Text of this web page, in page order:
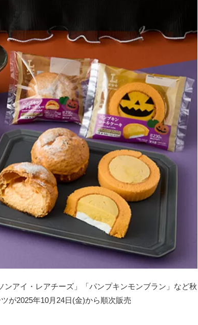
アイ・レアチーズ」「パンプキンモンブラン」など秋
が2025年10月24日(金)から順次販売